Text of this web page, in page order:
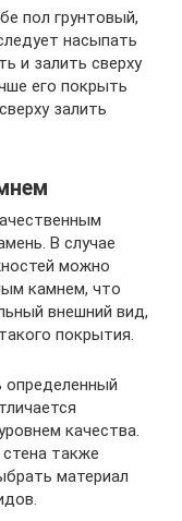
пол грунтовый,
насыпать
и залить сверху
его покрыть
залить
В случае
можно
камнем, что
внешний вид,
покрытия.
качества.
также
материал